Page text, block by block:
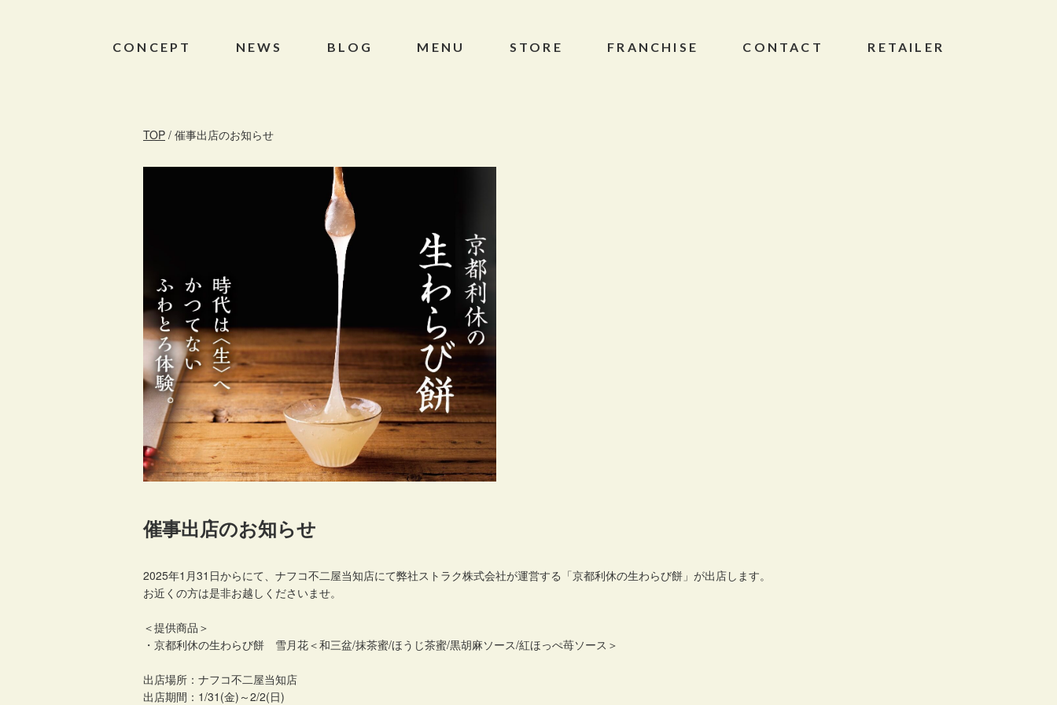
CONCEPT NEWS BLOG MENU STORE FRANCHISE CONTACT RETAILER
TOP / 催事出店のお知らせ
催事出店のお知らせ
2025年1月31日からにて、 ナフコ不二屋当知店にて弊社ストラク株式会社が運営する「京都利休の生わらび餅 」が出店します。
お近くの方は是非お越しくださいませ。
＜提供商品＞
・京都利休の生わらび餅 雪月花＜和三盆/抹茶蜜/ほうじ茶蜜/黒胡麻ソース/紅ほっぺ苺ソース＞
出店場所：ナフコ不二屋当知店
出店期間：1/31(金)～2/2(日)